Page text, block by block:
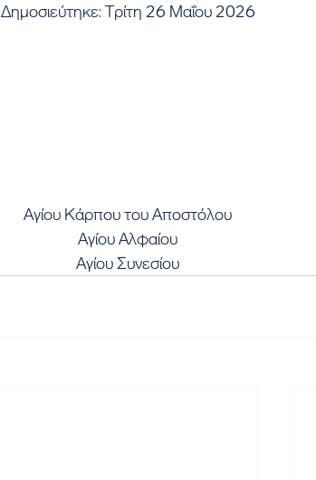
Δημοσιεύτηκε: Τρίτη 26 Μαΐου 2026
Αγίου Κάρπου του Αποστόλου
Αγίου Αλφαίου
Αγίου Συνεσίου